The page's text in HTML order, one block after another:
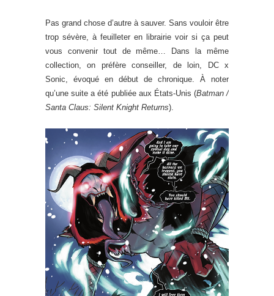
Pas grand chose d’autre à sauver. Sans vouloir être
trop sévère, à feuilleter en librairie voir si ça peut
vous convenir tout de même… Dans la même
collection, on préfère conseiller, de loin, DC x
Sonic, évoqué en début de chronique. À noter
qu’une suite a été publiée aux États-Unis (Batman /
Santa Claus: Silent Knight Returns).